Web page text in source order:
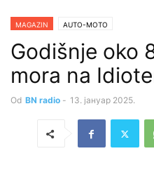
MAGAZIN AUTO-MOTO
Godišnje oko
mora na
Od BN radio - 13. јануар 2025.